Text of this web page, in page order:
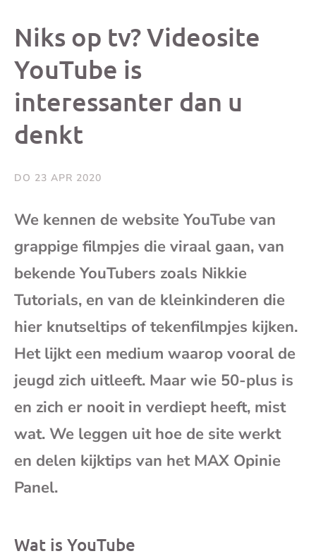
op op
Niks op tv? Videosite
YouTube is
interessanter dan u
denkt
DO 23 APR 2020
We kennen de website YouTube van
grappige filmpjes die viraal gaan, van
bekende YouTubers zoals Nikkie
Tutorials, en van de kleinkinderen die
hier knutseltips of tekenfilmpjes kijken.
Het lijkt een medium waarop vooral de
jeugd zich uitleeft. Maar wie 50-plus is
en zich er nooit in verdiept heeft, mist
wat. We leggen uit hoe de site werkt
en delen kijktips van het MAX Opinie
Panel.
Wat is YouTube